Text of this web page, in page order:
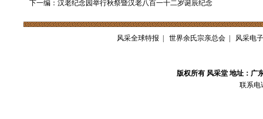
下一编：汉老纪念园举行秋祭暨汉老八百一十二岁诞辰纪念
风采全球特报 世界余氏宗亲总会 风采电
版权所有 风采堂 地址：广
联系电